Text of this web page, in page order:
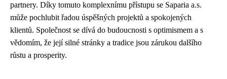
partnery. Díky tomuto komplexnímu přístupu se Saparia a.s.
může pochlubit řadou úspěšných projektů a spokojených
klientů. Společnost se dívá do budoucnosti s optimismem a s
vědomím, že její silné stránky a tradice jsou zárukou dalšího
růstu a prosperity.